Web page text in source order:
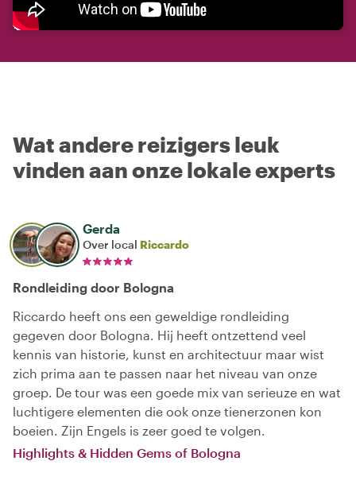
Wat andere reizigers leuk
vinden aan onze lokale experts
Gerda
Over local Riccardo
Rondleiding door Bologna
Riccardo heeft ons een geweldige rondleiding
gegeven door Bologna. Hij heeft ontzettend veel
kennis van historie, kunst en architectuur maar wist
zich prima aan te passen naar het niveau van onze
groep. De tour was een goede mix van serieuze en wat
luchtigere elementen die ook onze tienerzonen kon
boeien. Zijn Engels is zeer goed te volgen.
Highlights & Hidden Gems of Bologna